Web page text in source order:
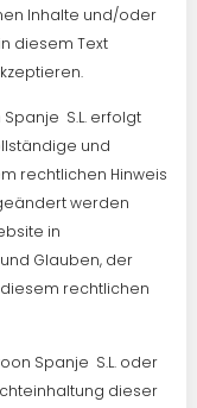
Inhalte und/oder
diesem Text
S.L. erfolgt
und
rechtlichen Hinweis
werden
in
Glauben, der
rechtlichen
Spanje S.L. oder
dieser